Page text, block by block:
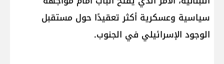
سياسية وعسكرية أكثر تعقيدًا حول مستقبل
الوجود الإسرائيلي في الجنوب.